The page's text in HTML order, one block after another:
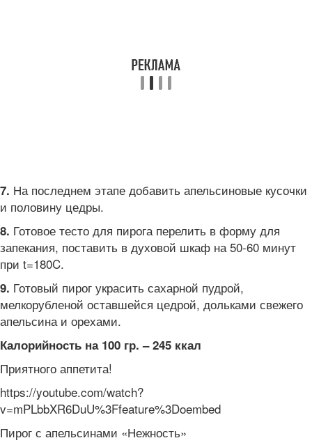
7. На последнем этапе добавить апельсиновые кусочки
и половину цедры.
8. Готовое тесто для пирога перелить в форму для
запекания, поставить в духовой шкаф на 50-60 минут
при t=180C.
9. Готовый пирог украсить сахарной пудрой,
мелкорубленой оставшейся цедрой, дольками свежего
апельсина и орехами.
Калорийность на 100 гр. – 245 ккал
Приятного аппетита!
https://youtube.com/watch?
v=mPLbbXR6DuU%3Ffeature%3Doembed
Пирог с апельсинами «Нежность»